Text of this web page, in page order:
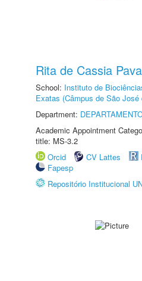
Rita de Cassia
School: Instituto de
Exatas (Câmpus de São José
Department:
Academic Appointment
title: MS-3.2
Orcid
CV Lattes
Fapesp
Repositório Institucional